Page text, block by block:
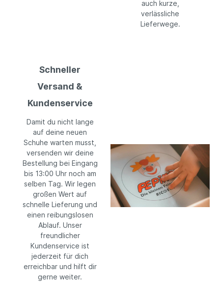
auch kurze,
verlässliche
Lieferwege.
Schneller
Versand &
Kundenservice
Damit du nicht lange
auf deine neuen
Schuhe warten musst,
versenden wir deine
Bestellung bei Eingang
bis 13:00 Uhr noch am
selben Tag. Wir legen
großen Wert auf
schnelle Lieferung und
einen reibungslosen
Ablauf. Unser
freundlicher
Kundenservice ist
jederzeit für dich
erreichbar und hilft dir
gerne weiter.